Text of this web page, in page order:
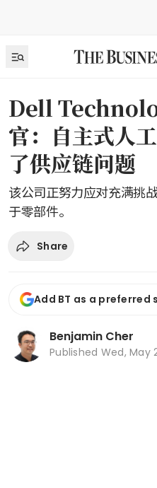
Dell
官：自主式人
了供应链问题
该公司正努力应对充满挑
于零部件。
Share
Add BT as a preferred
Benjamin Cher
Published Wed, May